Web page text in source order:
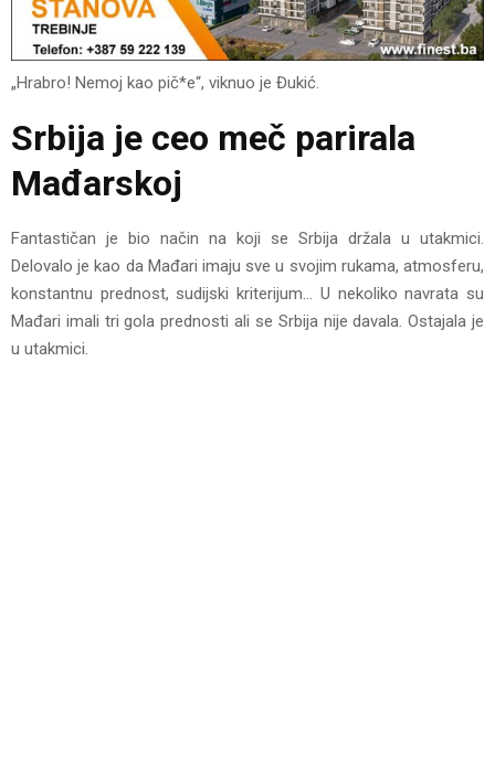
„Hrabro! Nemoj kao pič*e“, viknuo je Đukić.
Srbija je ceo meč parirala
Mađarskoj
Fantastičan je bio način na koji se Srbija držala u utakmici.
Delovalo je kao da Mađari imaju sve u svojim rukama, atmosferu,
konstantnu prednost, sudijski kriterijum… U nekoliko navrata su
Mađari imali tri gola prednosti ali se Srbija nije davala. Ostajala je
u utakmici.